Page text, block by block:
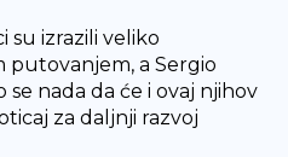
su izrazili veliko
putovanjem, a Sergio
se nada da će i ovaj njihov
za daljnji razvoj